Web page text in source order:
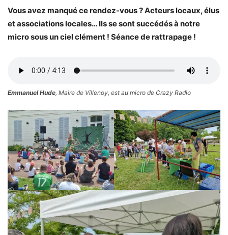
Vous avez manqué ce rendez-vous ? Acteurs locaux, élus
et associations locales… Ils se sont succédés à notre
micro sous un ciel clément ! Séance de rattrapage !
Emmanuel Hude, Maire de Villenoy, est au micro de Crazy Radio